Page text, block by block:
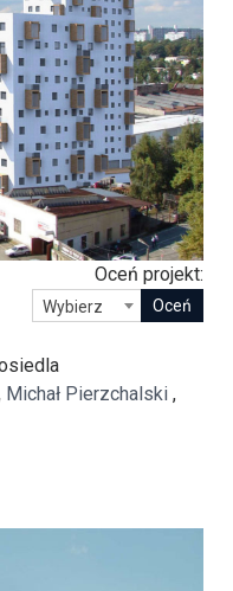
Oceń projekt:
Wybierz
Michał Pierzchalski ,